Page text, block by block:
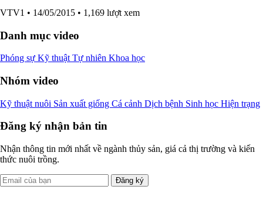
VTV1 • 14/05/2015 • 1,169 lượt xem
Danh mục video
Phóng sự Kỹ thuật Tự nhiên Khoa học
Nhóm video
Kỹ thuật nuôi Sản xuất giống Cá cảnh Dịch bệnh Sinh học Hiện trạng
Đăng ký nhận bản tin
Nhận thông tin mới nhất về ngành thủy sản, giá cả thị trường và kiến
thức nuôi trồng.
Đăng ký